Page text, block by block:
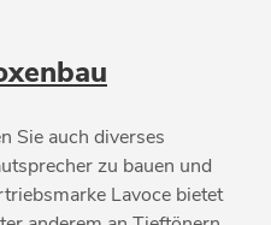
Sie auch diverses
zu bauen und
Lavoce bietet